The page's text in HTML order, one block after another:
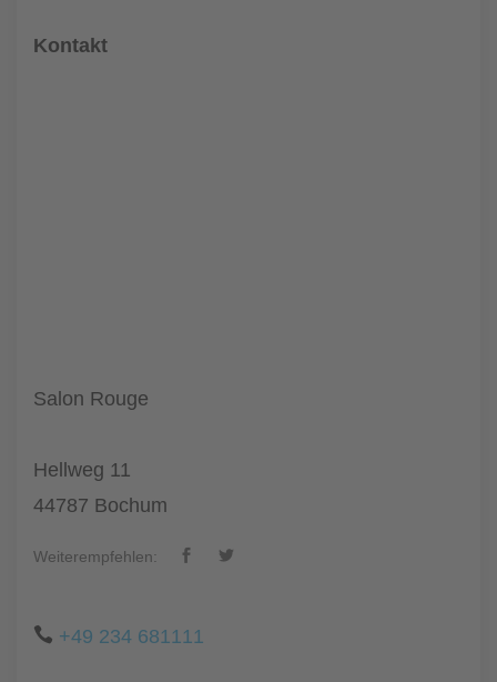
Kontakt
Salon Rouge
Hellweg 11
44787 Bochum
Weiterempfehlen:
+49 234 681111